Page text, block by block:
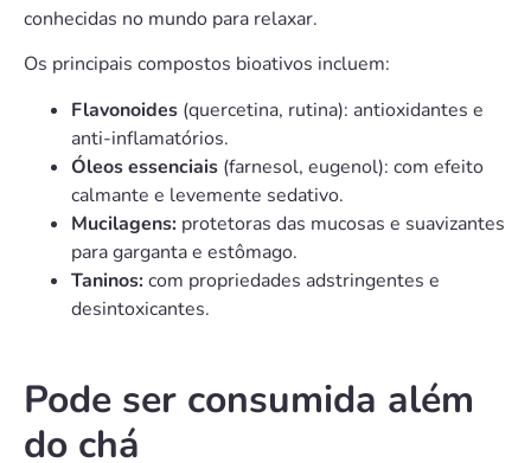
conhecidas no mundo para relaxar.
Os principais compostos bioativos incluem:
Flavonoides (quercetina, rutina): antioxidantes e
anti-inflamatórios.
Óleos essenciais (farnesol, eugenol): com efeito
calmante e levemente sedativo.
Mucilagens: protetoras das mucosas e suavizantes
para garganta e estômago.
Taninos:com propriedades adstringentes e
desintoxicantes.
Pode ser consumida além
do chá